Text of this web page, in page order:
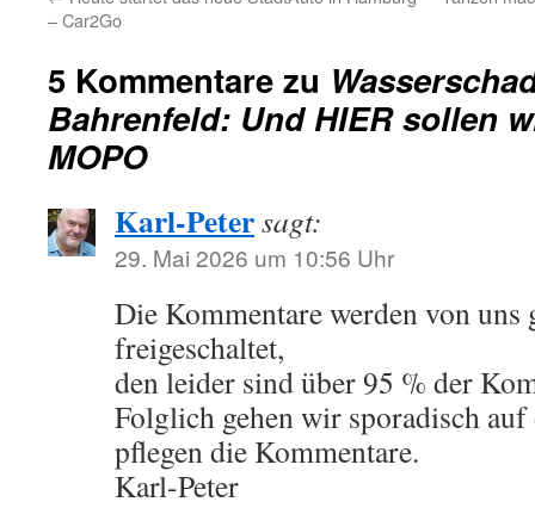
– Car2Go
5 Kommentare zu
Bahrenfeld: Und HIER sollen
MOPO
Karl-Petersagt:
29. Mai 2026 um 10:56 Uhr
Die Kommentare werden von uns
freigeschaltet,
den leider sind über 95 % der
Folglich gehen wir sporadisch auf
pflegen die Kommentare.
Karl-Peter